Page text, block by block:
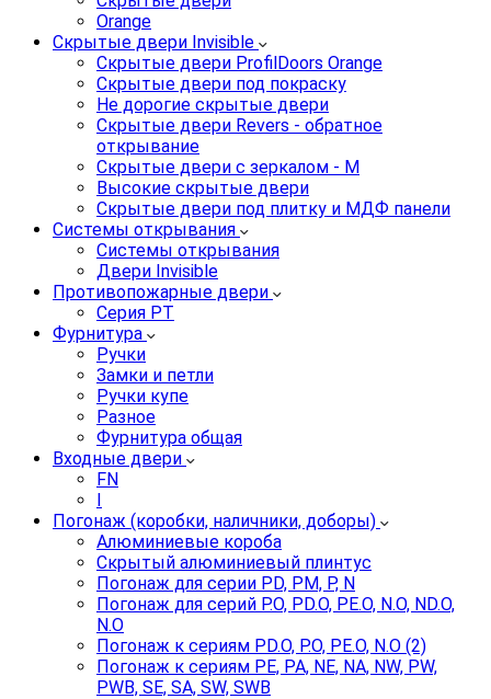
Orange
Скрытые двери Invisible
Скрытые двери ProfilDoors Orange
Скрытые двери под покраску
Не дорогие скрытые двери
Скрытые двери Revers - обратное
открывание
Скрытые двери с зеркалом - M
Высокие скрытые двери
Скрытые двери под плитку и МДФ панели
Системы открывания
Системы открывания
Двери Invisible
Противопожарные двери
Серия PT
Фурнитура
Ручки
Замки и петли
Ручки купе
Разное
Фурнитура общая
Входные двери
FN
I
Погонаж (коробки, наличники, доборы)
Алюминиевые короба
Скрытый алюминиевый плинтус
Погонаж для серии PD, PM, P, N
Погонаж для серий P.O, PD.O, PE.O, N.O, ND.O,
N.O
Погонаж к сериям PD.O, P.O, PE.O, N.O (2)
Погонаж к сериям PE, PA, NE, NA, NW, PW,
PWB, SE, SA, SW, SWB